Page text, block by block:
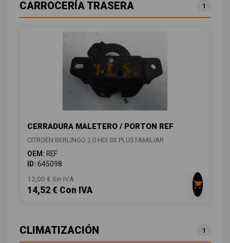
CARROCERÍA TRASERA 1
CERRADURA MALETERO / PORTON REF
CITROËN BERLINGO 2.0 HDI SX PLUS FAMILIAR
OEM: REF
ID: 645098
12,00 € Sin IVA
14,52 € Con IVA
CLIMATIZACIÓN 1